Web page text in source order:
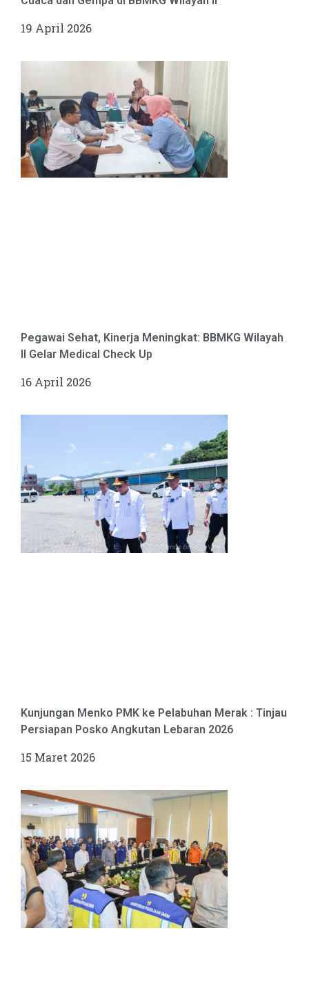
19 April 2026
Pegawai Sehat, Kinerja Meningkat: BBMKG Wilayah
II Gelar Medical Check Up
16 April 2026
Kunjungan Menko PMK ke Pelabuhan Merak : Tinjau
Persiapan Posko Angkutan Lebaran 2026
15 Maret 2026